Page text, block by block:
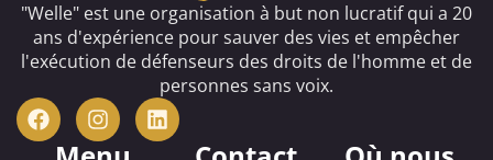
"Welle" est une organisation à but non lucratif qui a 20
ans d'expérience pour sauver des vies et empêcher
l'exécution de défenseurs des droits de l'homme et de
personnes sans voix.